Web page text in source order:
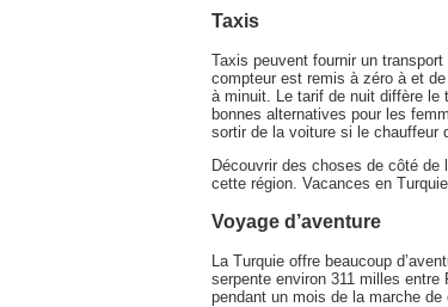
Taxis
Taxis peuvent fournir un
compteur est remis à zéro à et
à minuit. Le tarif de nuit diffère
bonnes alternatives pour les
sortir de la voiture si le chauffeur
Découvrir des choses de côté de
cette région. Vacances en
Voyage d’aventure
La Turquie offre beaucoup
serpente environ 311 milles
pendant un mois de la marche de